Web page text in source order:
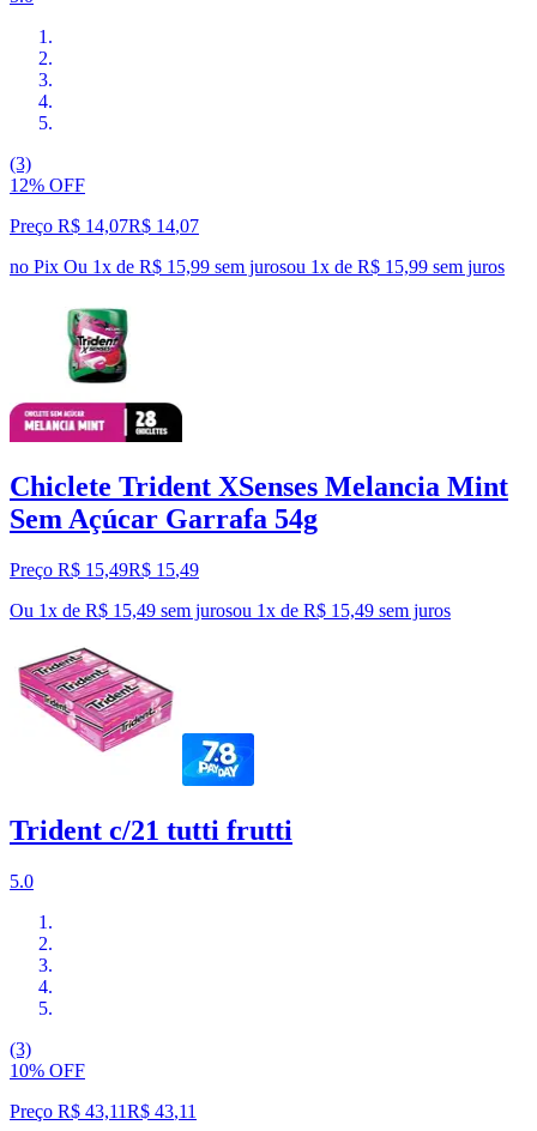
(3)
12% OFF
Preço R$ 14,07R$ 14,07
no Pix Ou 1x de R$ 15,99 sem jurosou 1x de R$ 15,99 sem juros
Chiclete Trident XSenses Melancia Mint
Sem Açúcar Garrafa 54g
Preço R$ 15,49R$ 15,49
Ou 1x de R$ 15,49 sem jurosou 1x de R$ 15,49 sem juros
Trident c/21 tutti frutti
5.0
(3)
10% OFF
Preço R$ 43,11R$ 43,11